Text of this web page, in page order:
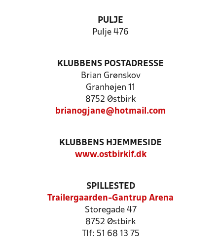
PULJE
Pulje 476
KLUBBENS POSTADRESSE
Brian Grønskov
Granhøjen 11
8752 Østbirk
brianogjane@hotmail.com
KLUBBENS HJEMMESIDE
www.ostbirkif.dk
SPILLESTED
Trailergaarden-Gantrup Arena
Storegade 47
8752 Østbirk
Tlf: 51 68 13 75